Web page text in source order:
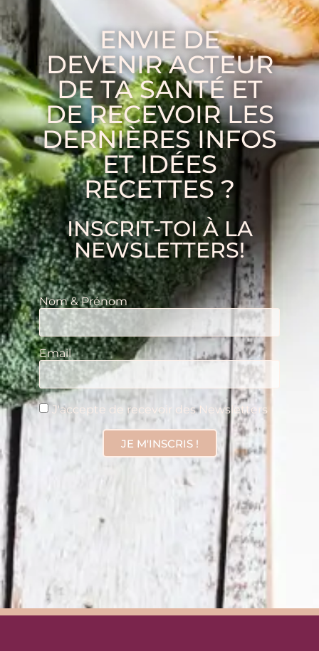
ENVIE DE
DEVENIR ACTEUR
DE TA SANTÉ ET
DE RECEVOIR LES
DERNIÈRES INFOS
ET IDÉES
RECETTES ?
INSCRIT-TOI À LA
NEWSLETTERS!
Nom & Prénom
Email
J'accepte de recevoir des Newsletters
JE M'INSCRIS !